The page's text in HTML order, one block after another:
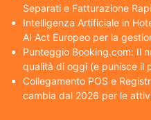
Separati e Fatturazione
Intelligenza Artificiale in
AI Act Europeo per la
Punteggio Booking.com: Il
qualità di oggi (e punisce il
Collegamento POS e
cambia dal 2026 per le